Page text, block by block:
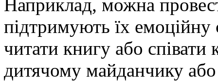
Наприклад, можна
підтримують їх
читати книгу або співати
дитячому майданчику